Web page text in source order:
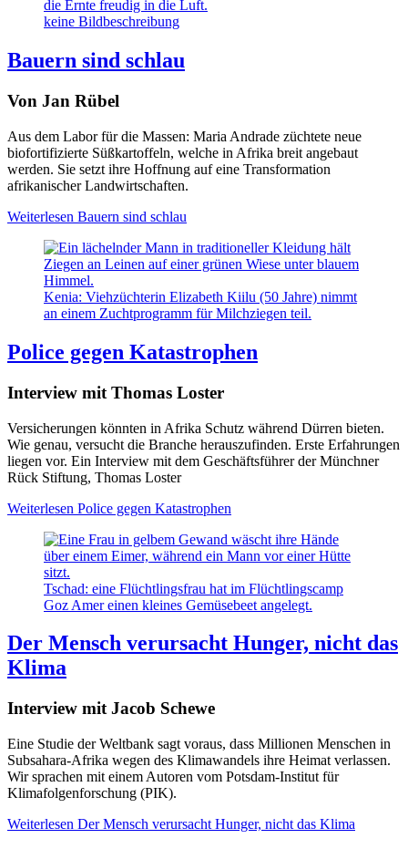
keine Bildbeschreibung
Bauern sind schlau
Von Jan Rübel
Aus dem Labor für die Massen: Maria Andrade züchtete neue
biofortifizierte Süßkartoffeln, welche in Afrika breit angebaut
werden. Sie setzt ihre Hoffnung auf eine Transformation
afrikanischer Landwirtschaften.
Weiterlesen Bauern sind schlau
Kenia: Viehzüchterin Elizabeth Kiilu (50 Jahre) nimmt
an einem Zuchtprogramm für Milchziegen teil.
Police gegen Katastrophen
Interview mit Thomas Loster
Versicherungen könnten in Afrika Schutz während Dürren bieten.
Wie genau, versucht die Branche herauszufinden. Erste Erfahrungen
liegen vor. Ein Interview mit dem Geschäftsführer der Münchner
Rück Stiftung, Thomas Loster
Weiterlesen Police gegen Katastrophen
Tschad: eine Flüchtlingsfrau hat im Flüchtlingscamp
Goz Amer einen kleines Gemüsebeet angelegt.
Der Mensch verursacht Hunger, nicht das
Klima
Interview mit Jacob Schewe
Eine Studie der Weltbank sagt voraus, dass Millionen Menschen in
Subsahara-Afrika wegen des Klimawandels ihre Heimat verlassen.
Wir sprachen mit einem Autoren vom Potsdam-Institut für
Klimafolgenforschung (PIK).
Weiterlesen Der Mensch verursacht Hunger, nicht das Klima